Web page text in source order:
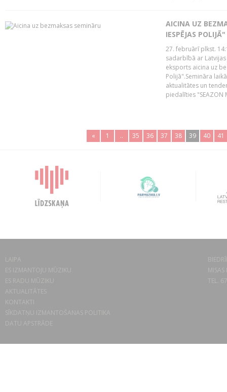
AICINA UZ
IESPĒJAS POLIJĀ"
27. februārī plkst.
sadarbībā ar
eksports aicina uz
Polijā".Semināra
aktualitātes un
piedalīties "SEAZON
« 1 .. 35 36 37 38 39 40 41
LAIPA
ES IZMANTOJU MŪZIKU
ES RADU MŪZIKU
AKTUALITĀTES
KONTAKTI
SĪKDATŅU IZMANTOŠANAS POLITIKA
DATU APSTRĀDE
TEL.